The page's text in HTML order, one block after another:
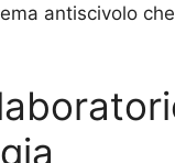
antiscivolo